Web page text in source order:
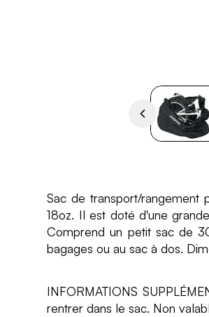
Sac de transport/rangement
18oz. Il est doté d'une
Comprend un petit sac de
bagages ou au sac à dos.
INFORMATIONS
rentrer dans le sac. Non